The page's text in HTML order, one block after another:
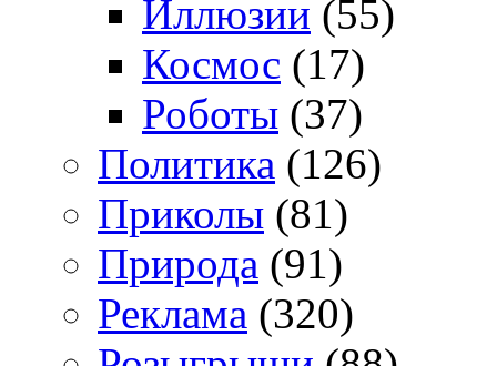
Иллюзии (55)
Космос (17)
Роботы (37)
Политика (126)
Приколы (81)
Природа (91)
Реклама (320)